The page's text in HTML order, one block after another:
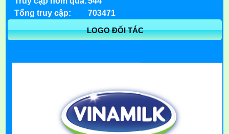
Tổng truy cập:
703471
LOGO ĐỐI TÁC